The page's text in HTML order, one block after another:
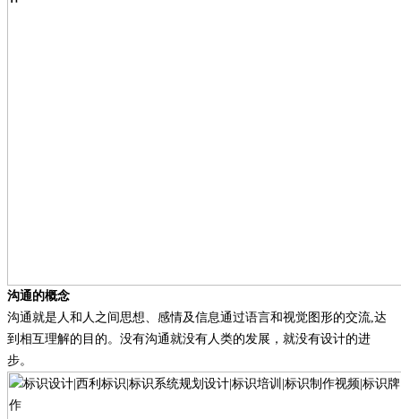
沟通的概念
沟通就是人和人之间思想、感情及信息通过语言和视觉图形的交流 达
到相互理解的目的。没有沟通就没有人类的发展，就没有设计的进
步。